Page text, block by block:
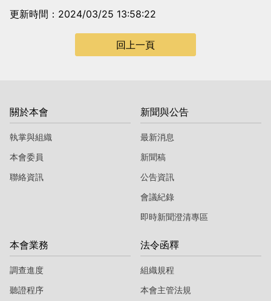
更新時間：2024/03/25 13:58:22
回上一頁
關於本會
執掌與組織
本會委員
聯絡資訊
新聞與公告
最新消息
新聞稿
公告資訊
會議紀錄
即時新聞澄清專區
本會業務
調查進度
聽證程序
法令函釋
組織規程
本會主管法規